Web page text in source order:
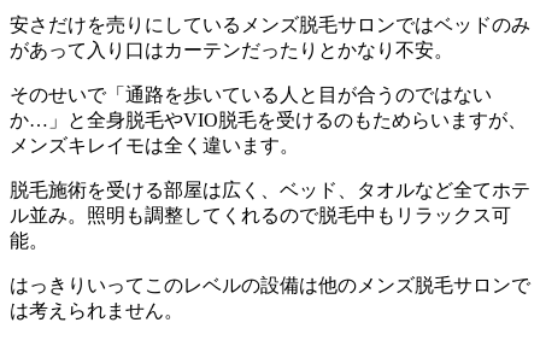
安さだけを売りにしているメンズ脱毛サロンではベッドのみ
があって入り口はカーテンだったりとかなり不安。
そのせいで「通路を歩いている人と目が合うのではない
か…」と全身脱毛やVIO脱毛を受けるのもためらいますが、
メンズキレイモは全く違います。
脱毛施術を受ける部屋は広く、ベッド、タオルなど全てホテ
ル並み。照明も調整してくれるので脱毛中もリラックス可
能。
はっきりいってこのレベルの設備は他のメンズ脱毛サロンで
は考えられません。